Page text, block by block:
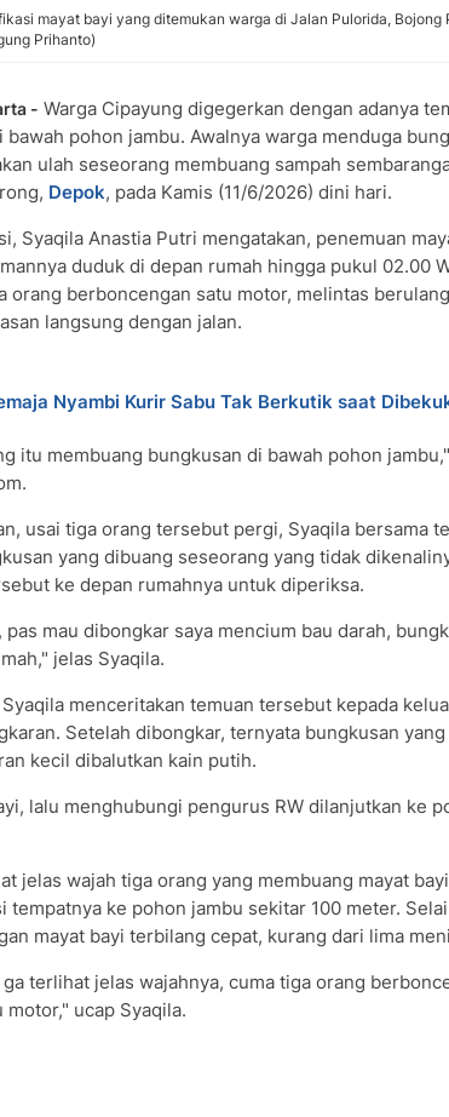
mayat bayi yang ditemukan warga di Jalan Pulorida, Bojong
Prihanto)
- Warga Cipayung digegerkan dengan adanya
pohon jambu. Awalnya warga menduga
ulah seseorang membuang sampah
Depok, pada Kamis (11/6/2026) dini hari.
Syaqila Anastia Putri mengatakan, penemuan
duduk di depan rumah hingga pukul 02.00
orang berboncengan satu motor, melintas
langsung dengan jalan.
Nyambi Kurir Sabu Tak Berkutik saat
itu membuang bungkusan di bawah pohon
usai tiga orang tersebut pergi, Syaqila bersama
yang dibuang seseorang yang tidak
ke depan rumahnya untuk diperiksa.
pas mau dibongkar saya mencium bau darah,
jelas Syaqila.
menceritakan temuan tersebut kepada
Setelah dibongkar, ternyata bungkusan
kecil dibalutkan kain putih.
lalu menghubungi pengurus RW dilanjutkan ke
jelas wajah tiga orang yang membuang mayat
tempatnya ke pohon jambu sekitar 100 meter.
mayat bayi terbilang cepat, kurang dari lima
terlihat jelas wajahnya, cuma tiga orang
ucap Syaqila.